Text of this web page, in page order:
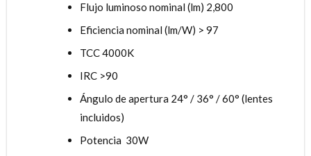
Flujo luminoso nominal (lm) 2,800
Eficiencia nominal (lm/W) > 97
TCC 4000K
IRC >90
Ángulo de apertura 24° / 36° / 60° (lentes
incluidos)
Potencia 30W